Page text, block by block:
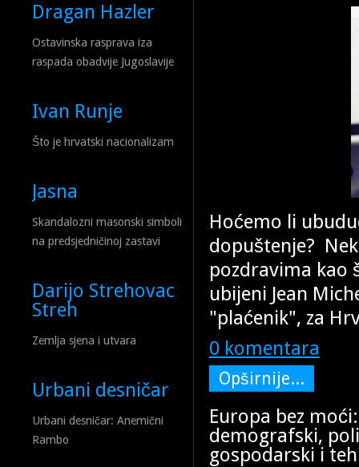
Dragan Hazler
Ostavinska rasprava iza
raspada obadvije Jugoslavije
Ivan Runje
Što je hrvatski nacionalizam
Jasna
Skandalozni masonski simboli
na predsjedničinoj zastavi
Darijo Strehovac
Streh
Zemlja sjena i utvara
Urbani desničar
Urbani desničar: Anemični
Rambo
Hoćemo li
dopuštenje?
pozdravima kao
ubijeni Jean
"plaćenik", za
0 komentara
Opširnije...
Europa bez moći:
demografski,
gospodarski i